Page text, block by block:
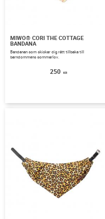
MIWO® CORI THE COTTAGE
BANDANA
Bandanan som skickar dig rätt tillbaka till
barndommens sommarlov.
250 KR